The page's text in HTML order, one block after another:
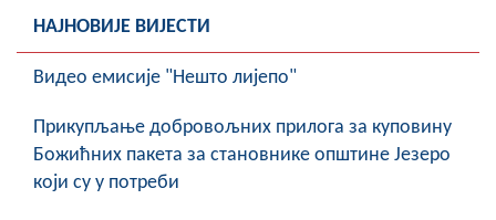
ПРИВРЕДА
Пољопривреда
Туризам
Спорт
НАЈНОВИЈЕ ВИЈЕСТИ
Видео емисије "Нешто лијепо"
Прикупљање добровољних прилога за куповину
Божићних пакета за становнике општине Језеро
који су у потреби